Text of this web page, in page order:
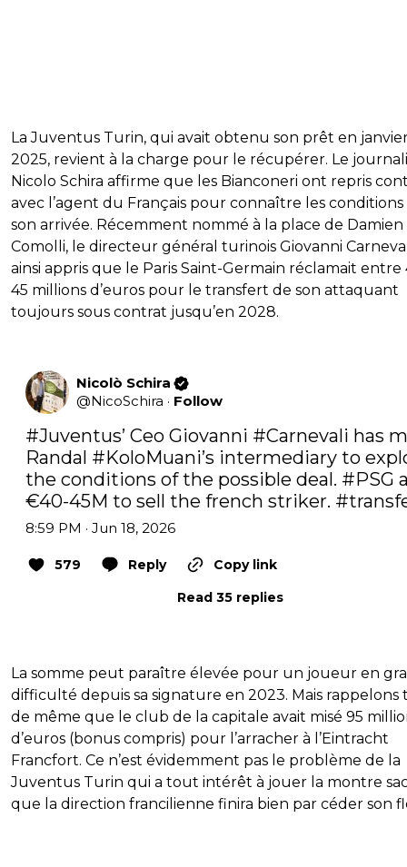
La Juventus Turin, qui avait obtenu son prêt en
2025, revient à la charge pour le récupérer. Le
Nicolo Schira affirme que les Bianconeri ont repris
avec l’agent du Français pour connaître les conditions
son arrivée. Récemment nommé à la place de Damien
Comolli, le directeur général turinois Giovanni
ainsi appris que le Paris Saint-Germain réclamait entre
45 millions d’euros pour le transfert de son attaquant
toujours sous contrat jusqu’en 2028.
Nicolò Schira
@NicoSchira · Follow
#Juventus’ Ceo Giovanni #Carnevali has
Randal #KoloMuani’s intermediary to
the conditions of the possible deal. #PSG
€40-45M to sell the french striker.
8:59 PM · Jun 18, 2026
579 Reply
Copy link
Read 35 replies
La somme peut paraître élevée pour un joueur en
difficulté depuis sa signature en 2023. Mais rappelons
de même que le club de la capitale avait misé 95
d’euros (bonus compris) pour l’arracher à l’Eintracht
Francfort. Ce n’est évidemment pas le problème de la
Juventus Turin qui a tout intérêt à jouer la montre
que la direction francilienne finira bien par céder son